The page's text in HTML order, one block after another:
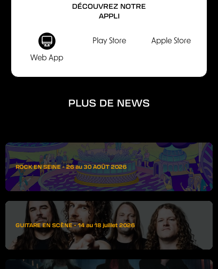
DÉCOUVREZ NOTRE
APPLI
Web App
Play Store Apple Store
PLUS DE NEWS
ROCK EN SEINE - 26 au 30 AOÛT 2026
GUITARE EN SCÈNE - 14 au 18 juillet 2026